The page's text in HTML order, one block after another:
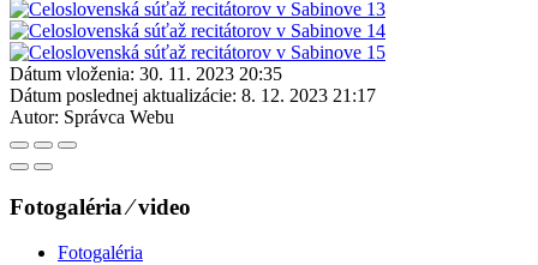
Dátum vloženia: 30. 11. 2023 20:35
Dátum poslednej aktualizácie: 8. 12. 2023 21:17
Autor: Správca Webu
Fotogaléria ⁄ video
Fotogaléria